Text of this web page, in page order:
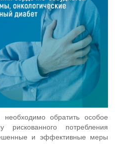
необходимо обратить особое
потребления
и эффективные меры